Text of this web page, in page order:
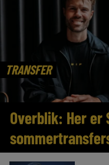
TRANSFER
Overblik: Her er